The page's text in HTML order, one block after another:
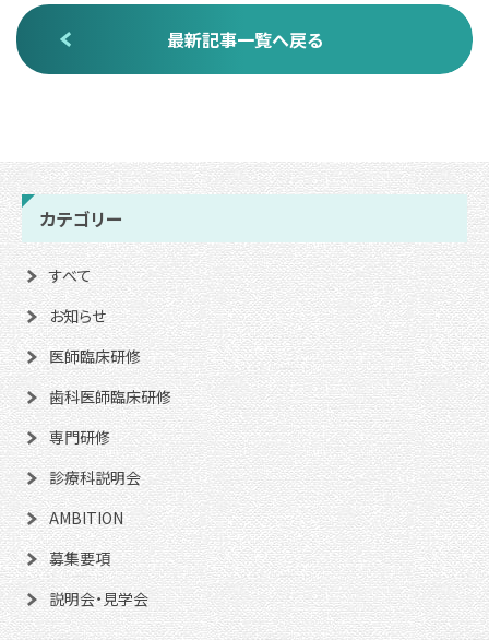
最新記事一覧へ戻る
カテゴリー
すべて
お知らせ
医師臨床研修
歯科医師臨床研修
専門研修
診療科説明会
AMBITION
募集要項
説明会・見学会